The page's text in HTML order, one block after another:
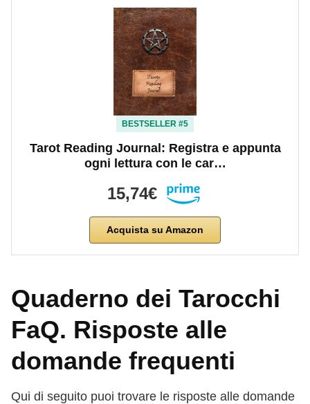
BESTSELLER #5
Tarot Reading Journal: Registra e appunta
ogni lettura con le car…
15,74€
Acquista su Amazon
Quaderno dei Tarocchi
FaQ. Risposte alle
domande frequenti
Qui di seguito puoi trovare le risposte alle domande